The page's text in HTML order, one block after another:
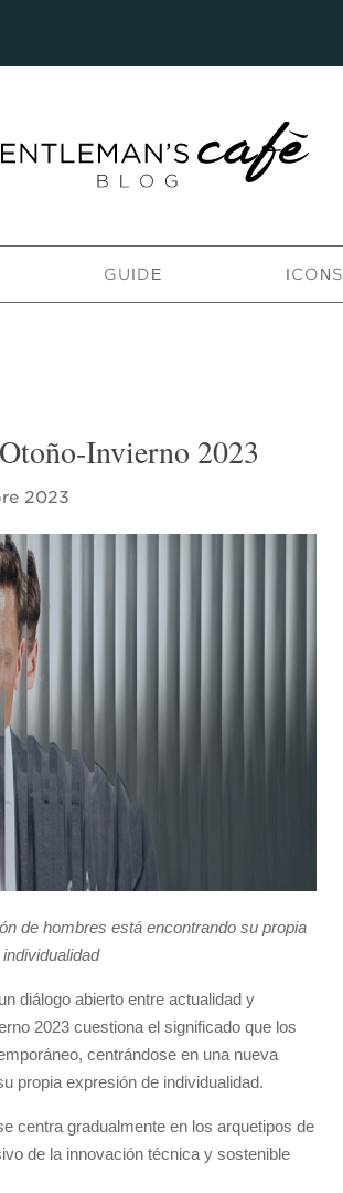
GUIDE ICONS
Invierno 2023
2023
de hombres está encontrando su propia
diálogo abierto entre actualidad y
2023 cuestiona el significado que los
centrándose en una nueva
propia expresión de individualidad.
centra gradualmente en los arquetipos de
de la innovación técnica y sostenible